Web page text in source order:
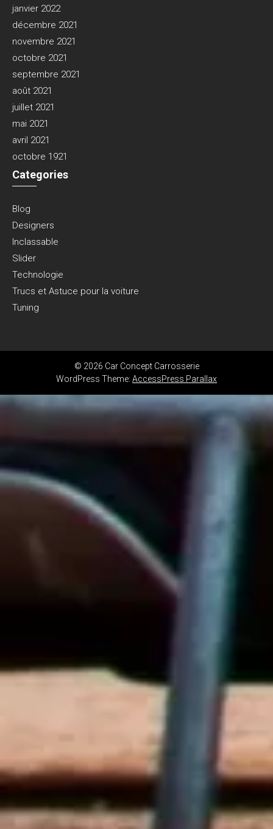
janvier 2022
décembre 2021
novembre 2021
octobre 2021
septembre 2021
août 2021
juillet 2021
mai 2021
avril 2021
octobre 1921
Categories
Blog
Designers
Inclassable
Slider
Technologie
Trucs et Astuce pour la voiture
Tuning
© 2026 Car Concept Carrosserie
WordPress Theme: AccessPress Parallax